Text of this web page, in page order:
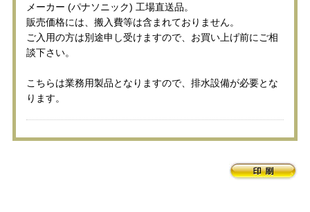
メーカー (パナソニック) 工場直送品。
販売価格には、搬入費等は含まれておりません。
ご入用の方は別途申し受けますので、お買い上げ前にご相
談下さい。
こちらは業務用製品となりますので、排水設備が必要とな
ります。